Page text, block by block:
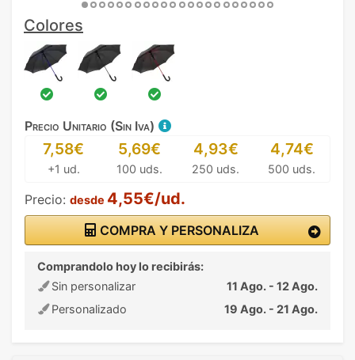
Colores
Precio Unitario (Sin Iva)
7,58€
+1 ud.
5,69€
100 uds.
4,93€
250 uds.
4,74€
500 uds.
Precio: desde 4,55€/ud.
COMPRA Y PERSONALIZA
Comprandolo hoy lo recibirás:
Sin personalizar
11 Ago. - 12 Ago.
Personalizado
19 Ago. - 21 Ago.